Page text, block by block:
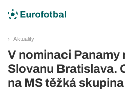
Aktuality
V nominaci
Slovanu Bratislava.
na MS těžká skupina